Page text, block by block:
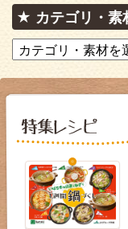
カテゴリ・素